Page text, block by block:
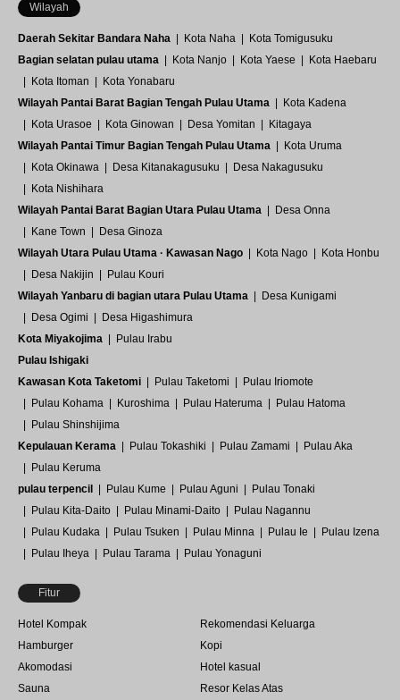
Wilayah
Daerah Sekitar Bandara Naha Kota Naha
Kota Tomigusuku
Bagian selatan pulau utama
Kota Nanjo Kota Yaese
Kota Haebaru
Kota Itoman
Kota Yonabaru
Wilayah Pantai Barat Bagian Tengah Pulau Utama
Kota Kadena
Kota Urasoe
Kota Ginowan Desa Yomitan
Kitagaya
Wilayah Pantai Timur Bagian Tengah Pulau Utama
Kota Uruma
Kota Okinawa
Desa Kitanakagusuku
Desa Nakagusuku
Kota Nishihara
Wilayah Pantai Barat Bagian Utara Pulau Utama
Desa Onna
Kane Town
Desa Ginoza
Wilayah Utara Pulau Utama · Kawasan Nago
Kota Nago
Kota Honbu
Desa Nakijin
Pulau Kouri
Wilayah Yanbaru di bagian utara Pulau Utama
Desa Kunigami
Desa Ogimi
Desa Higashimura
Kota Miyakojima
Pulau Irabu
Pulau Ishigaki
Kawasan Kota Taketomi
Pulau Taketomi
Pulau Iriomote
Pulau Kohama
Kuroshima Pulau Hateruma
Pulau Hatoma
Pulau Shinshijima
Kepulauan Kerama
Pulau Tokashiki Pulau Zamami
Pulau Aka
Pulau Keruma
pulau terpencil
Pulau Kume Pulau Aguni
Pulau Tonaki
Pulau Kita-Daito
Pulau Minami-Daito
Pulau Nagannu
Pulau Kudaka
Pulau Tsuken Pulau Minna Pulau Ie
Pulau Izena
Pulau Iheya
Pulau Tarama Pulau Yonaguni
Fitur
Hotel Kompak
Rekomendasi Keluarga
Hamburger
Kopi
Akomodasi
Hotel kasual
Sauna
Resor Kelas Atas